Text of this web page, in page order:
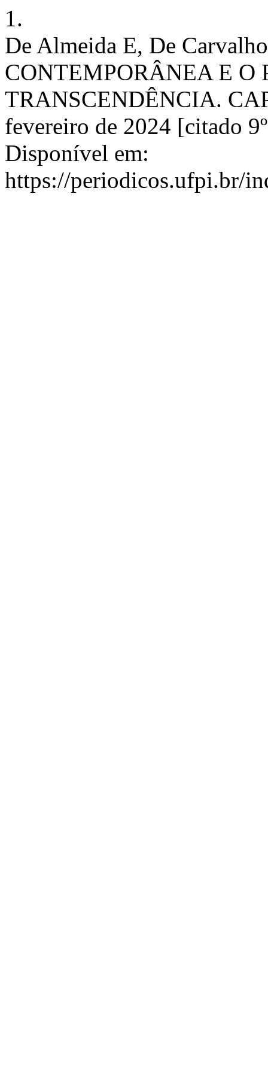
1.
De Almeida E, De
CONTEMPORÂNEA E O
TRANSCENDÊNCIA.
fevereiro de 2024 [citado
Disponível em:
https://periodicos.ufpi.br/